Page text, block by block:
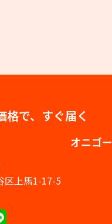
格で、すぐ届く
オニゴー
区上馬1-17-5